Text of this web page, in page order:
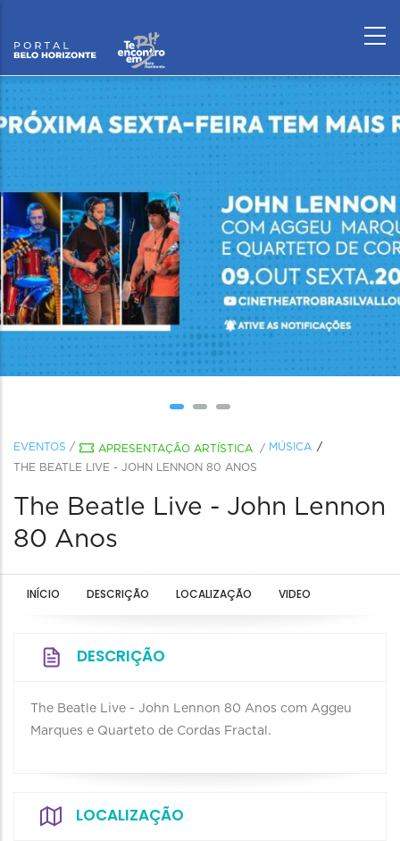
EVENTOS / APRESENTAÇÃO ARTÍSTICA / MÚSICA
THE BEATLE LIVE - JOHN LENNON 80 ANOS
The Beatle Live - John Lennon
80 Anos
INÍCIO DESCRIÇÃO LOCALIZAÇÃO VIDEO
DESCRIÇÃO
The Beatle Live - John Lennon 80 Anos com Aggeu
Marques e Quarteto de Cordas Fractal.
LOCALIZAÇÃO